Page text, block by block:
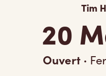
Tim
20
Ouvert ·